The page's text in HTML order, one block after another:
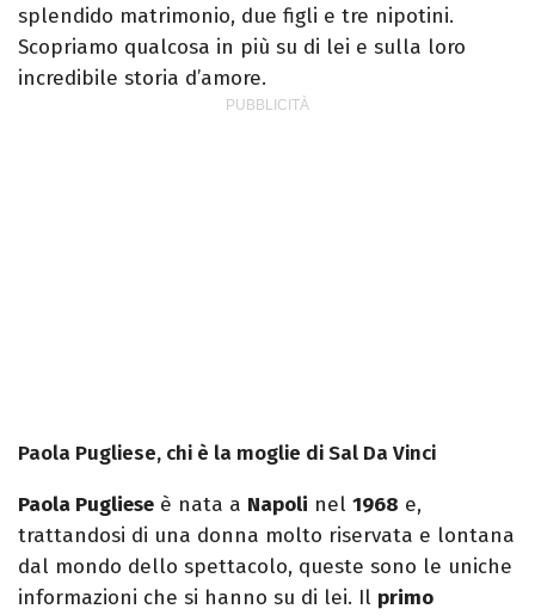
splendido matrimonio, due figli e tre nipotini.
Scopriamo qualcosa in più su di lei e sulla loro
incredibile storia d’amore.
Paola Pugliese, chi è la moglie di Sal Da Vinci
Paola Pugliese è nata a Napoli nel 1968 e,
trattandosi di una donna molto riservata e lontana
dal mondo dello spettacolo, queste sono le uniche
informazioni che si hanno su di lei. Il primo